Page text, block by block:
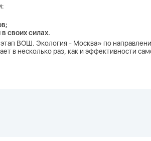
своих силах.
ВОШ. Экология - Москва» по
в несколько раз, как и эффективности